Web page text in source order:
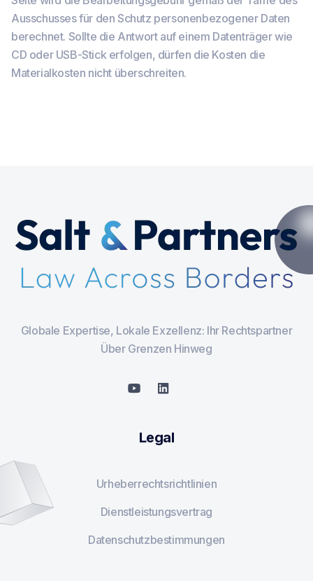
Ausschusses für den Schutz personenbezogener Daten
berechnet. Sollte die Antwort auf einem Datenträger wie
CD oder USB-Stick erfolgen, dürfen die Kosten die
Materialkosten nicht überschreiten.
Globale Expertise, Lokale Exzellenz: Ihr Rechtspartner
Über Grenzen Hinweg
Legal
Urheberrechtsrichtlinien
Dienstleistungsvertrag
Datenschutzbestimmungen